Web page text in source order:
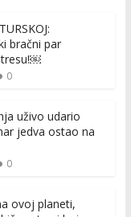
bračni par
0
uživo udario
jedva ostao na
0
ovoj planeti,